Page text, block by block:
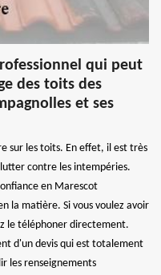
qui peut
des toits des
et ses
sur les toits. En effet, il est très
contre les intempéries.
en Marescot
la matière. Si vous voulez avoir
le téléphoner directement.
d'un devis qui est totalement
les renseignements